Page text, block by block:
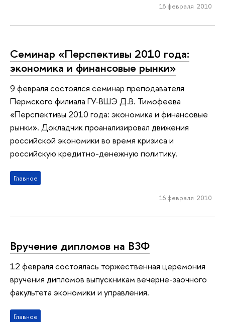
16 февраля 2010
Cеминар «Перспективы 2010 года:
экономика и финансовые рынки»
9 февраля состоялся семинар преподавателя
Пермского филиала ГУ-ВШЭ Д.В. Тимофеева
«Перспективы 2010 года: экономика и финансовые
рынки». Докладчик проанализировал движения
российской экономики во время кризиса и
российскую кредитно-денежную политику.
Главное
16 февраля 2010
Вручение дипломов на ВЗФ
12 февраля состоялась торжественная церемония
вручения дипломов выпускникам вечерне-заочного
факультета экономики и управления.
Главное